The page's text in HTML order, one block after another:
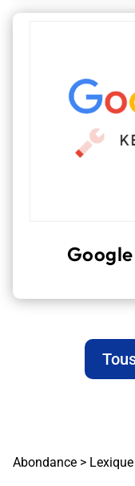
Abondance > Lexique